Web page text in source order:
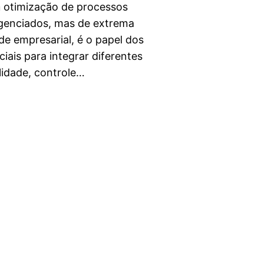
de processos
mas de extrema
empresarial, é o papel dos
para integrar diferentes
controle…